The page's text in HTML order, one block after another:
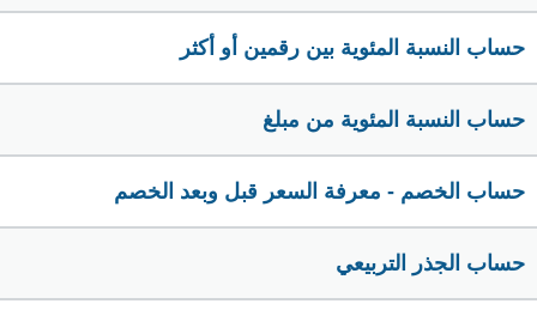
حساب النسبة المئوية بين رقمين أو أكثر
حساب النسبة المئوية من مبلغ
حساب الخصم - معرفة السعر قبل وبعد الخصم
حساب الجذر التربيعي